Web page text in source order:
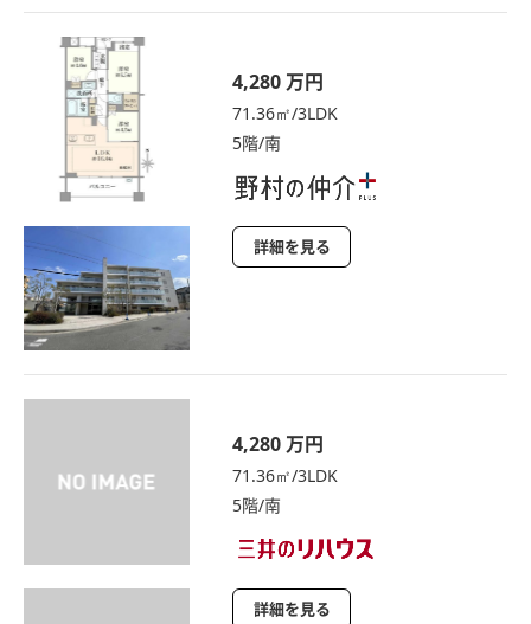
4,280 万円
71.36㎡/3LDK
5階/南
詳細を見る
4,280 万円
71.36㎡/3LDK
5階/南
詳細を見る